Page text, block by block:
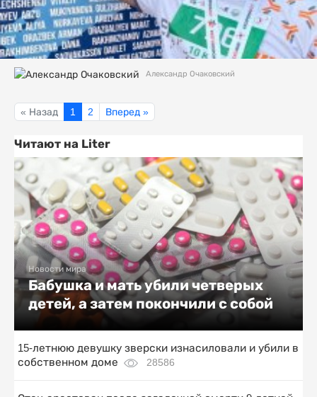
Александр Очаковский
« Назад 1 2 Вперед »
Читают на Liter
Новости мира
Бабушка и мать убили четверых
детей, а затем покончили с собой
15-летнюю девушку зверски изнасиловали и убили в
собственном доме
28586